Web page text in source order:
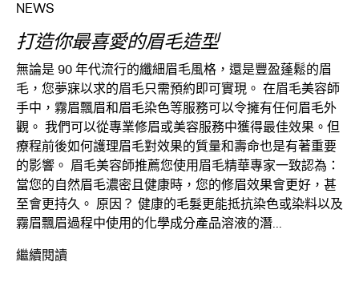
NEWS
打造你最喜愛的眉毛造型
無論是 90 年代流行的纖細眉毛風格，還是豐盈蓬鬆的眉
毛，您夢寐以求的眉毛只需預約即可實現。 在眉毛美容師
手中，霧眉飄眉和眉毛染色等服務可以令擁有任何眉毛外
觀。 我們可以從專業修眉或美容服務中獲得最佳效果。但
療程前後如何護理眉毛對效果的質量和壽命也是有著重要
的影響。 眉毛美容師推薦您使用眉毛精華專家一致認為：
當您的自然眉毛濃密且健康時，您的修眉效果會更好，甚
至會更持久。 原因？ 健康的毛髮更能抵抗染色或染料以及
霧眉飄眉過程中使用的化學成分產品溶液的潛...
打造你最喜愛的眉毛造型
繼續閱讀